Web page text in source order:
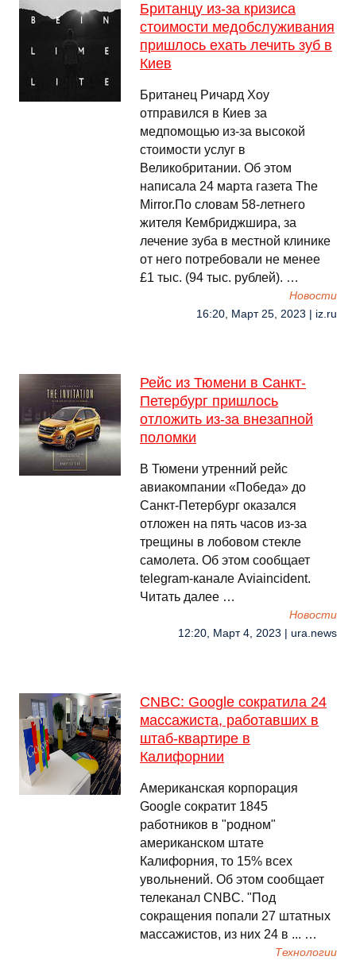
Британцу из-за кризиса
стоимости медобслуживания
пришлось ехать лечить зуб в
Киев
Британец Ричард Хоу
отправился в Киев за
медпомощью из-за высокой
стоимости услуг в
Великобритании. Об этом
написала 24 марта газета The
Mirror.По словам 58-летнего
жителя Кембриджшира, за
лечение зуба в местной клинике
от него потребовали не менее
£1 тыс. (94 тыс. рублей). …
Новости
16:20, Март 25, 2023 | iz.ru
Рейс из Тюмени в Санкт-
Петербург пришлось
отложить из-за внезапной
поломки
В Тюмени утренний рейс
авиакомпании «Победа» до
Санкт-Петербург оказался
отложен на пять часов из-за
трещины в лобовом стекле
самолета. Об этом сообщает
telegram-канале Aviaincident.
Читать далее …
Новости
12:20, Март 4, 2023 | ura.news
CNBC: Google сократила 24
массажиста, работавших в
штаб-квартире в
Калифорнии
Американская корпорация
Google сократит 1845
работников в "родном"
американском штате
Калифорния, то 15% всех
увольнений. Об этом сообщает
телеканал CNBC. "Под
сокращения попали 27 штатных
массажистов, из них 24 в ... …
Технологии